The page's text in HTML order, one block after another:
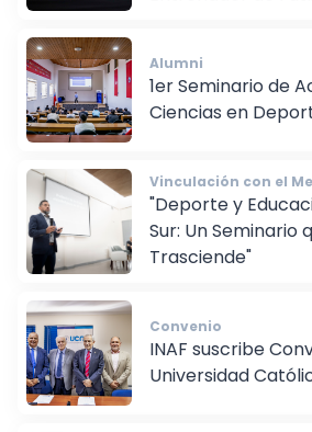
Alumni
1er Seminario de
Ciencias en
Vinculación con el
"Deporte y
Sur: Un Seminario
Convenio
INAF suscribe